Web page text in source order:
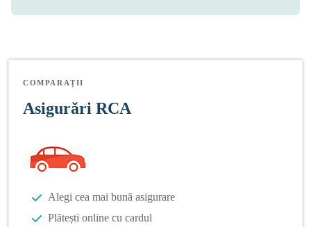
COMPARAȚII
Asigurări RCA
Alegi cea mai bună asigurare
Plătești online cu cardul